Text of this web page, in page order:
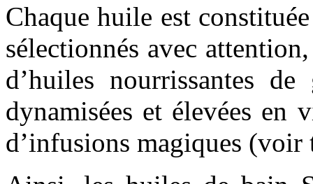
Chaque huile est
sélectionnés avec
d’huiles nourrissantes
dynamisées et élevées en
d’infusions magiques (voir